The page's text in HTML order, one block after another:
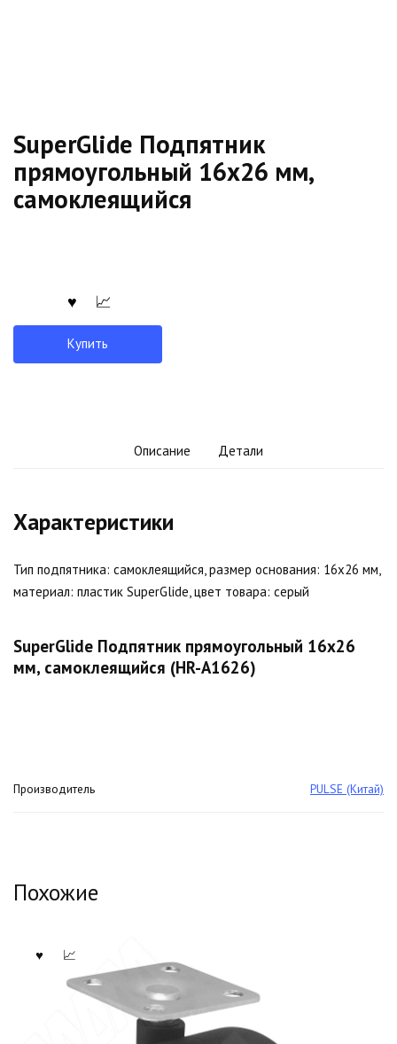
SuperGlide Подпятник
прямоугольный 16х26 мм,
самоклеящийся
Купить
Описание Детали
Характеристики
Тип подпятника: самоклеящийся, размер основания: 16х26 мм,
материал: пластик SuperGlide, цвет товара: серый
SuperGlide Подпятник прямоугольный 16х26
мм, самоклеящийся (HR-A1626)
Производитель PULSE (Китай)
Похожие